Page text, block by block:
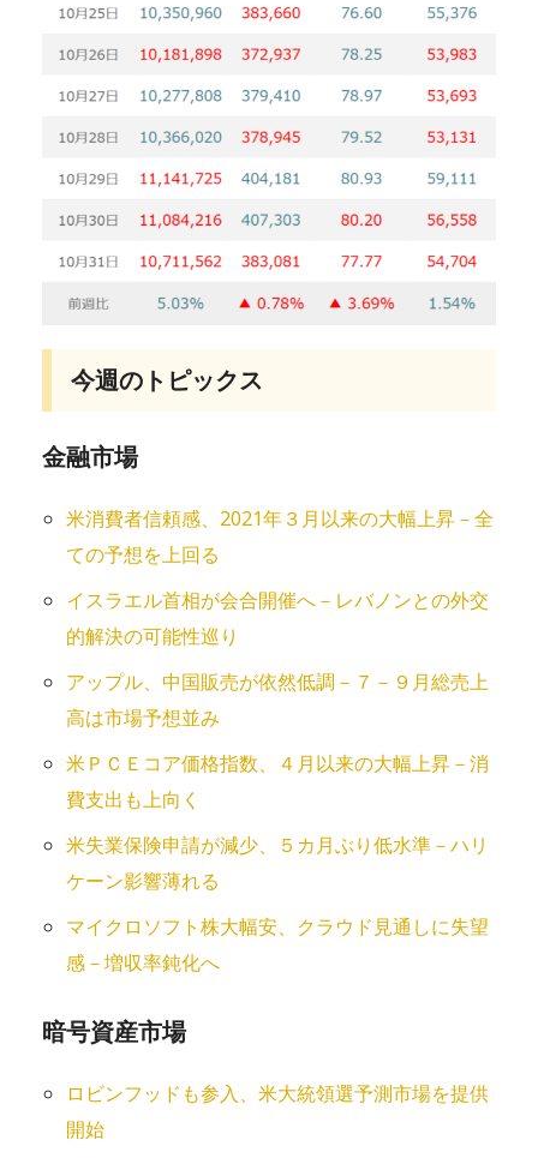
今週のトピックス
金融市場
米消費者信頼感、2021年３月以来の大幅上昇－全
ての予想を上回る
イスラエル首相が会合開催へ－レバノンとの外交
的解決の可能性巡り
アップル、中国販売が依然低調－７－９月総売上
高は市場予想並み
米ＰＣＥコア価格指数、４月以来の大幅上昇－消
費支出も上向く
米失業保険申請が減少、５カ月ぶり低水準－ハリ
ケーン影響薄れる
マイクロソフト株大幅安、クラウド見通しに失望
感－増収率鈍化へ
暗号資産市場
ロビンフッドも参入、米大統領選予測市場を提供
開始